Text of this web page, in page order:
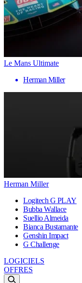
Le Mans Ultimate
Herman Miller
Herman Miller
Logitech G PLAY
Bubba Wallace
Suellio Almeida
Bianca Bustamante
Genshin Impact
G Challenge
LOGICIELS
OFFRES